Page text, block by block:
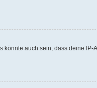
könnte auch sein, dass deine IP-